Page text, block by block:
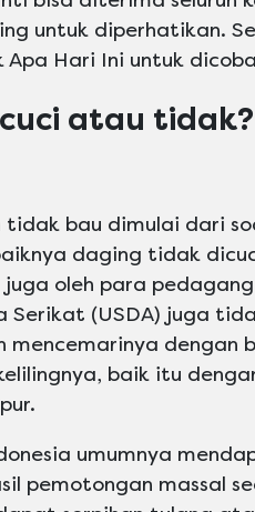
untuk diperhatikan.
Apa Hari Ini untuk
atau tidak?
bau dimulai dari
daging tidak
oleh para
Serikat (USDA) juga
mencemarinya dengan
baik itu
umumnya
pemotongan massal